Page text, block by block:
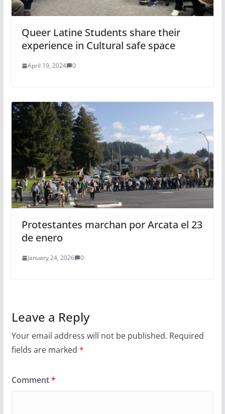
Queer Latine Students share their
experience in Cultural safe space
April 19, 2024 0
Protestantes marchan por Arcata el 23
de enero
January 24, 2026 0
Leave a Reply
Your email address will not be published. Required
fields are marked *
Comment*